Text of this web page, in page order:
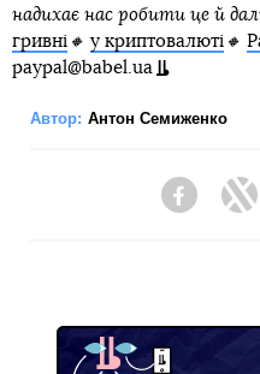
надихає нас робити це й
гривні 🔸 у криптовалюті 🔸
paypal@babel.ua
Автор: Антон Семиженко